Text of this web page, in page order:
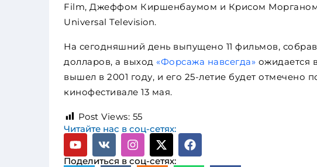
Film, Джеффом Киршенбаумом и Крисом
Universal Television.
На сегодняшний день выпущено 11 фильмов,
долларов, а выход «Форсажа навсегда» ожидается
вышел в 2001 году, и его 25-летие будет
кинофестивале 13 мая.
Post Views: 55
Читайте нас в соц-сетях:
Поделиться в соц-сетях: